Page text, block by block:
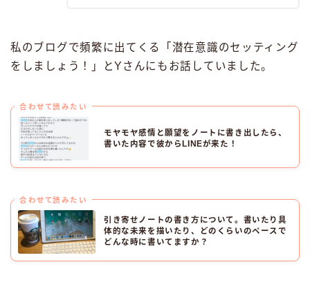
私のブログで頻繁に出てくる「潜在意識のセッティング
をしましょう！」とYさんにもお話していました。
合わせて読みたい
モヤモヤ感情と願望をノートに書き出したら、
書いた内容で彼からLINEが来た！
合わせて読みたい
引き寄せノートの書き方について。書いたり具
体的な未来を描いたり、どのくらいのペースで
どんな時に書いてますか？